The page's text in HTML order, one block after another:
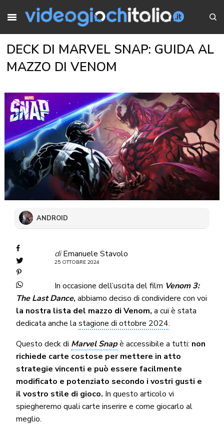
DECK DI MARVEL SNAP: GUIDA AL
MAZZO DI VENOM
ANDROID
di Emanuele Stavolo
25 OTTOBRE 2024
In occasione dell’uscita del film Venom 3:
The Last Dance, abbiamo deciso di condividere con voi
la nostra lista del mazzo di Venom, a cui è stata
dedicata anche lastagione di ottobre 2024.
Questo deck di Marvel Snapè accessibile a tutti: non
richiede carte costose per mettere in atto
strategie vincenti e può essere facilmente
modificato e potenziato secondo i vostri gusti e
il vostro stile di gioco. In questo articolo vi
spiegheremo quali carte inserire e come giocarlo al
meglio.